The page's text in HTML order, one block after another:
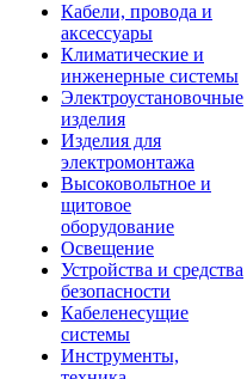
Кабели, провода и
аксессуары
Климатические и
инженерные системы
Электроустановочные
изделия
Изделия для
электромонтажа
Высоковольтное и
щитовое
оборудование
Освещение
Устройства и средства
безопасности
Кабеленесущие
системы
Инструменты,